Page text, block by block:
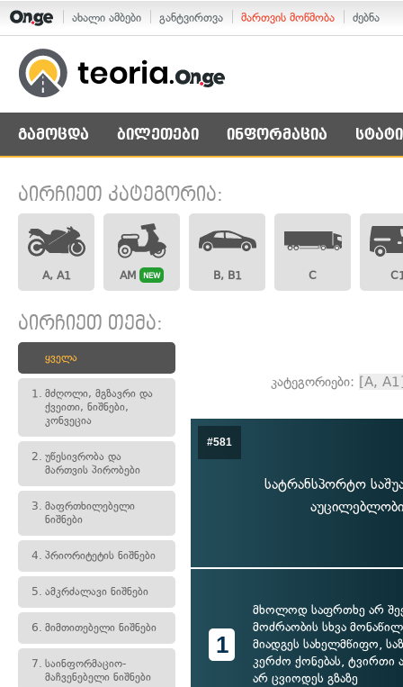
ახალი ამბები განტვირთვა მართვის მოწმობა ძებნა
გამოცდა ბილეთები ინფორმაცია
აირჩიეთ კატეგორია:
A, A1 AM NEW B, B1 C
აირჩიეთ თემა:
ყველა
1. მძღოლი, მგზავრი და
ქვეითი, ნიშნები,
კონვეცია
2. უწესივრობა და
მართვის პირობები
3. მაფრთხილებელი
ნიშნები
4. პრიორიტეტის ნიშნები
5. ამკრძალავი ნიშნები
6. მიმთითებელი ნიშნები
7. საინფორმაციო-
მაჩვენებელი ნიშნები
კატეგორიები: [A,
#581
სატრანსპორტო
1
მხოლოდ საფრთხე არ
მოძრაობის სხვა
მიადგეს სახელმწიფო,
კერძო ქონებას,
არ ცვიოდეს გზაზე